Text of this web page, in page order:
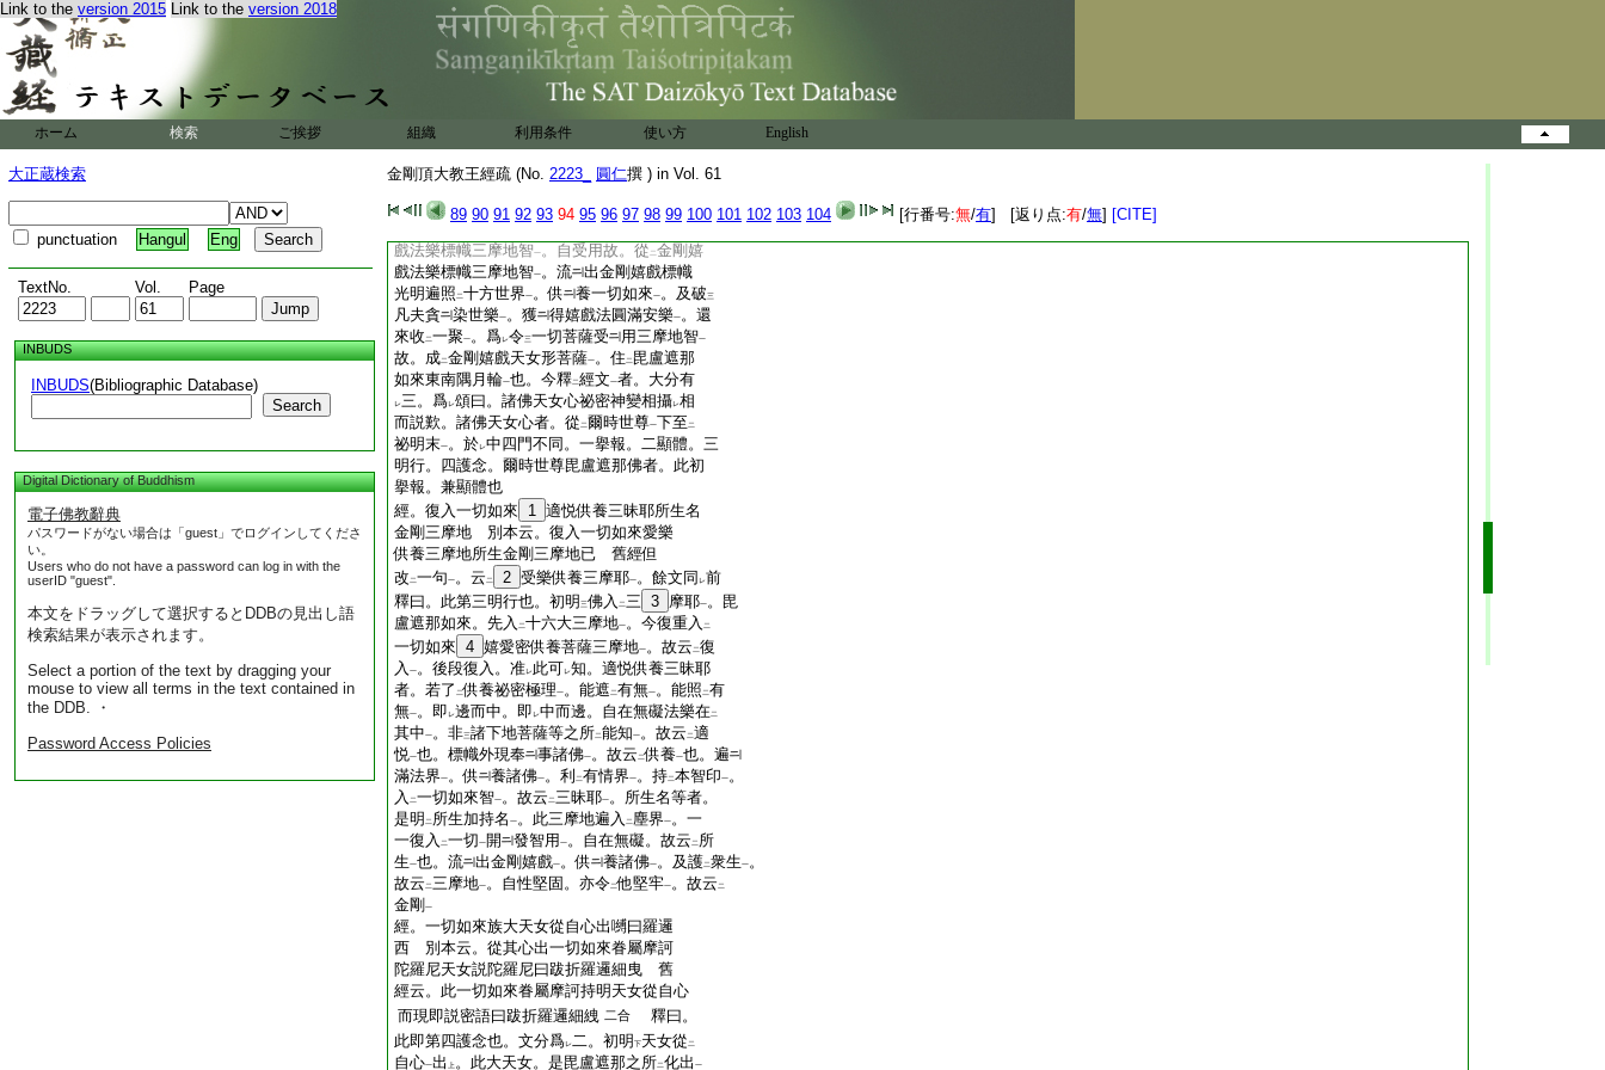
Link to the version 2015 Link to the version 2018
ホーム 検索 ご挨拶 組織 利用条件 使い方 English
大正蔵検索
punctuation Hangul Eng
TextNo. Vol. Page
INBUDS
INBUDS(Bibliographic Database)
Search
Digital Dictionary of Buddhism
電子佛教辭典
パスワードがない場合は「guest」でログインしてくださ
い。
Users who do not have a password can log in with the
userID "guest".
本文をドラッグして選択するとDDBの見出し語
検索結果が表示されます。
Select a portion of the text by dragging your
mouse to view all terms in the text contained in
the DDB. ・
Password Access Policies
金剛頂大教王經疏 (No. 2223_ 圓仁撰 ) in Vol. 61
89 90 91 92 93 94 95 96 97 98 99 100 101 102 103 104 [行番号:無/有] [返り点:有/無] [CITE]
一切如來密供養法也。今且初明
二一切如來
喜受密供養菩薩三摩地智 一者。心要云。堅固
之體。由
若虚空無 能阻壞一 。爲
煙塵雲霧能
。日月之光獨有中 障礙
。一切衆生。本
客塵煩惱一。能所二相。纒
染
自在 。今二相所有。本體自空。了
諸法不生 。空有無礙。於
是毘盧遮那佛。即
住二菩提心觀 一。徹照圓明。流
出適悦莊嚴種種
供養 。此乃金剛喜戲菩薩大菩提心之妙用
也。於二 不動如來曼荼羅左邊月輪 一而住也。分
戲法樂標幟三摩地智一。自受用故。從 二金剛嬉
戲法樂標幟三摩地智一。流
出金剛嬉戲標幟
光明遍照 二十方世界一。供 養一切如來一。及破三
凡夫貪 染世樂一。獲 得嬉戲法圓滿安樂一。還
來收 二一聚一。爲レ令三一切菩薩受 用三摩地智一
故。成二金剛嬉戲天女形菩薩一。住 二 毘盧遮那
如來東南隅月輪一也。今釋二經文一者。大分有
レ三。爲レ頌曰。諸佛天女心祕密神變相攝レ相
而説歎。諸佛天女心者。從 二爾時世尊一下至 二
祕明末一。於レ中四門不同。一擧報。二顯體。三
明行。四護念。爾時世尊毘盧遮那佛者。此初
擧報。兼顯體也
經。復入一切如來
1 適悦供養三昧耶所生名
金剛三摩地 別本云。復入一切如來愛樂
供養三摩地所生金剛三摩地已 舊經但
改 二一句一。云 二 2 受樂供養三摩耶一。餘文同 レ前
釋曰。此第三明行也。初明 三佛入 二三 3 摩耶一。毘
盧遮那如來。先入 二十六大三摩地一。今復重入 二
一切如來 4 嬉愛密供養菩薩三摩地一。故云 二復
入 一。後段復入。准レ此可レ知。適悦供養三昧耶
者。若了 二供養祕密極理一。能遮 二有無一。能照 二有
無一。即 レ邊而中。即 レ中而邊。自在無礙法樂在二
其中一。非三諸下地菩薩等之所二能知一。故云 二適
悦一也。標幟外現奉 事諸佛一。故云 二供養一也。遍
滿法界一。供 養諸佛一。利 二有情界一。持二本智印一。
入 二一切如來智一。故云 二三昧耶一。所生名等者。
是明 二 所生加持名 一。此三摩地遍入 二塵界一。一
一復入 二一切一開 發智用 一。自在無礙。故云 二 所
生一也。流 出金剛嬉戲一。供 養諸佛一。及護二衆生一。
故云 二三摩地一。自性堅固。亦令二他堅牢一。故云 二
金剛 一
經。一切如來族大天女從自心出嚩曰羅邏
西 別本云。從其心出一切如來眷屬摩訶
陀羅尼天女説陀羅尼曰跋折羅邏細曳 舊
經云。此一切如來眷屬摩訶持明天女從自心
而現即説密語曰跋折羅邏細絏 二合
釋曰。
此即第四護念也。文分爲レ二。初明 下天女從 二
自心一出 上 。此大天女。是毘盧遮那之所二化出 一